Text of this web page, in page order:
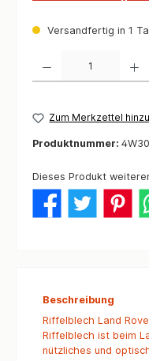
Versandfertig in 1
Zum Merkzettel
Produktnummer:
Dieses Produkt
Beschreibung
Riffelblech Land
Riffelblech ist beim
nützliches und